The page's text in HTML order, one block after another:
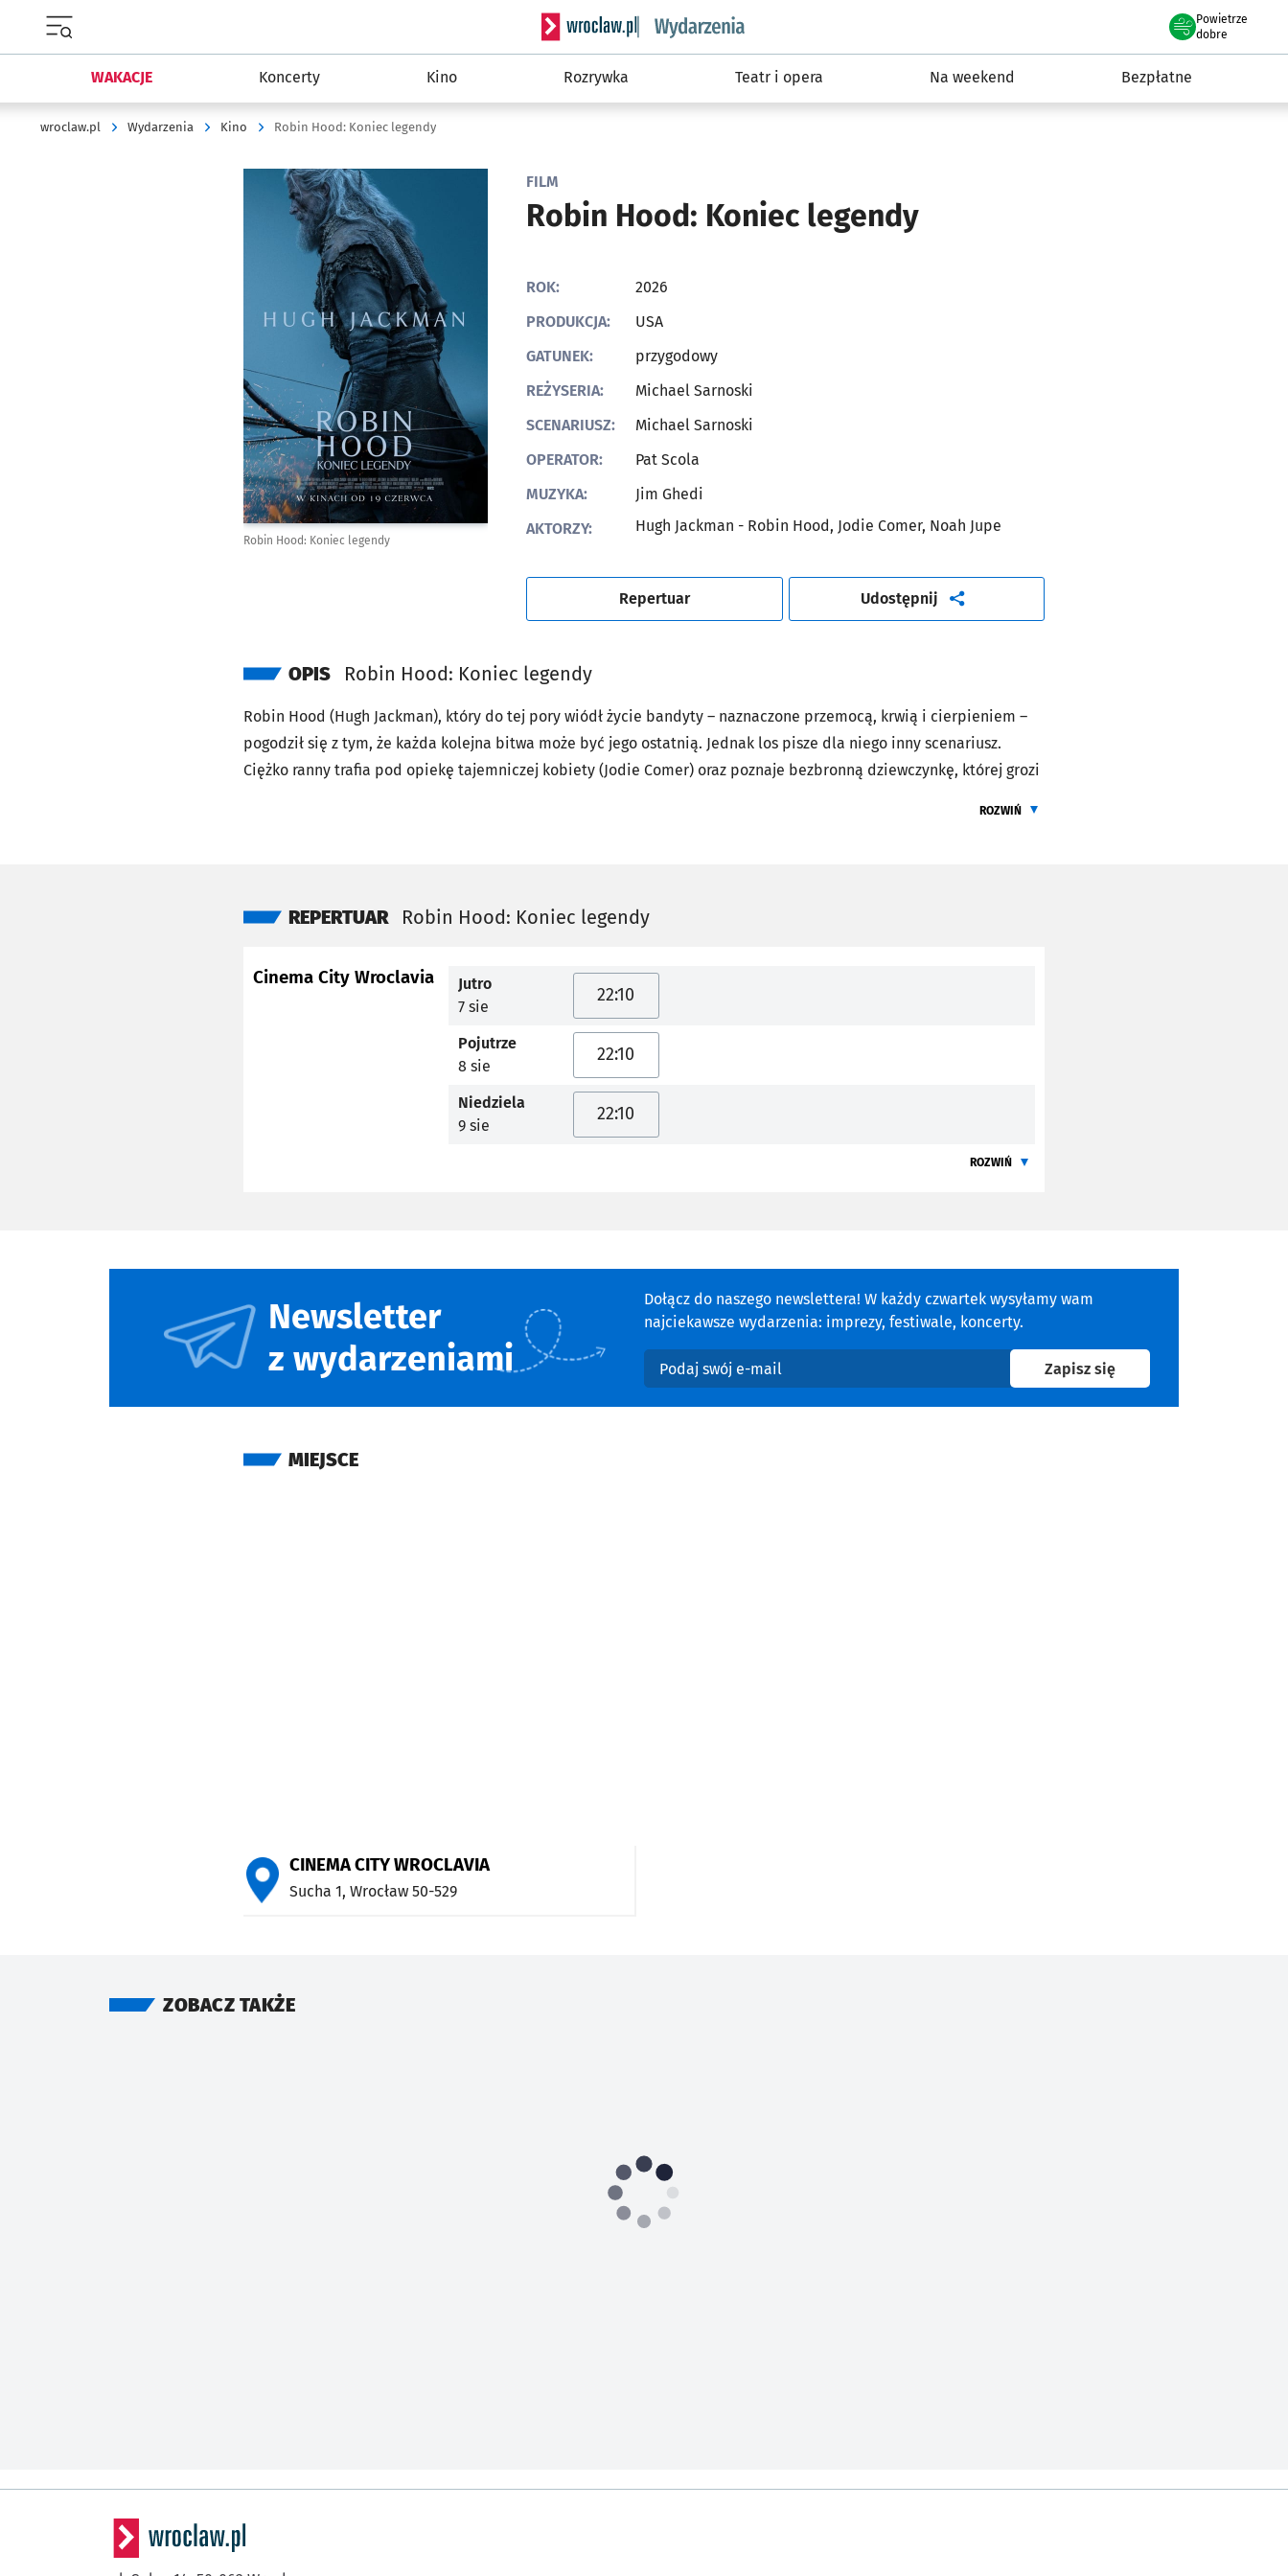
Serwis informacyjny wroclaw.pl podserwis: Wydarzenia
Powietrze
we Wrocławiu
dobre
WAKACJE Koncerty Kino Rozrywka Teatr i opera Na weekend Bezpłatne
wroclaw.pl Wydarzenia Kino Robin Hood: Koniec legendy
FILM
Robin Hood: Koniec legendy
Kliknij, aby powiększyć
Robin Hood: Koniec legendy
ROK:
2026
PRODUKCJA:
USA
GATUNEK:
przygodowy
REŻYSERIA:
Michael Sarnoski
SCENARIUSZ:
Michael Sarnoski
OPERATOR:
Pat Scola
MUZYKA:
Jim Ghedi
AKTORZY:
Hugh Jackman - Robin Hood, Jodie Comer, Noah Jupe
Repertuar Udostępnij artykuł
OPIS Robin Hood: Koniec legendy
Robin Hood (Hugh Jackman), który do tej pory wiódł życie bandyty – naznaczone przemocą, krwią i cierpieniem –
pogodził się z tym, że każda kolejna bitwa może być jego ostatnią. Jednak los pisze dla niego inny scenariusz.
Ciężko ranny trafia pod opiekę tajemniczej kobiety (Jodie Comer) oraz poznaje bezbronną dziewczynkę, której grozi
ROZWIŃ
REPERTUAR Robin Hood: Koniec legendy
Cinema City Wroclavia
Jutro
7 sie
22:10
Pojutrze
8 sie
22:10
Niedziela
9 sie
22:10
ROZWIŃ
Newsletter
z wydarzeniami
Dołącz do naszego newslettera! W każdy czwartek wysyłamy wam
najciekawsze wydarzenia: imprezy, festiwale, koncerty.
Podaj swój e-mail
Zapisz sięna newsletter
MIEJSCE
CINEMA CITY WROCLAVIA
Sucha 1, Wrocław 50-529
ZOBACZ TAKŻE